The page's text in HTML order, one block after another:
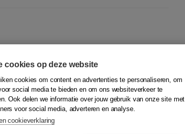
Sloterdijk en inmiddels aangeland in
Zoals ik van Sloterdijk sinds zi...
cookies op deze website
cookies om content en advertenties te personaliseren, om
social media te bieden en om ons websiteverkeer te
Ook delen we informatie over jouw gebruik van onze site met
voor social media, adverteren en analyse.
cookieverklaring